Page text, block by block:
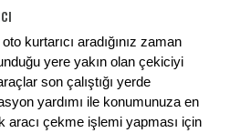
kurtarıcı aradığınız zaman
yere yakın olan çekiciyi
son çalıştığı yerde
yardımı ile konumunuza en
aracı çekme işlemi yapması için